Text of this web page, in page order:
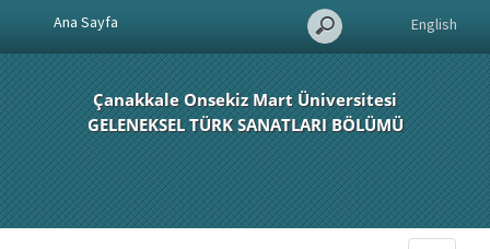
English
Ana Sayfa
Çanakkale Onsekiz Mart Üniversitesi
GELENEKSEL TÜRK SANATLARI BÖLÜMÜ